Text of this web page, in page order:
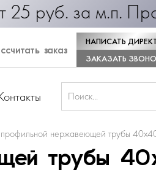
за м.п.
заказ
НАПИСАТЬ
ЗАКАЗАТЬ
профильной нержавеющей трубы
трубы